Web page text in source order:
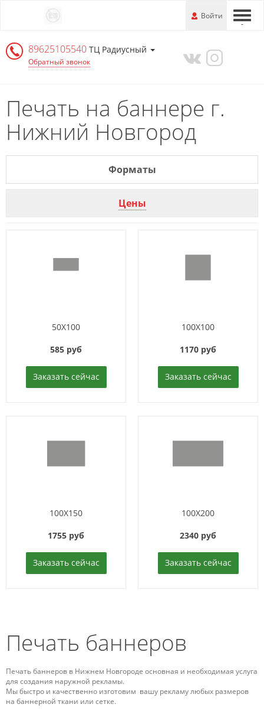
информации
---
Войти
89625105540ТЦ Радиусный
Обратный звонок
Печать на баннере г.
Нижний Новгород
Форматы
Цены
50X100
585 руб
Заказать сейчас
100X100
1170 руб
Заказать сейчас
100X150
1755 руб
Заказать сейчас
100X200
2340 руб
Заказать сейчас
Печать баннеров
Печать баннеров в Нижнем Новгороде основная и необходимая услуга
для создания наружной рекламы.
Мы быстро и качественно изготовим вашу рекламу любых размеров
на баннерной ткани или сетке.